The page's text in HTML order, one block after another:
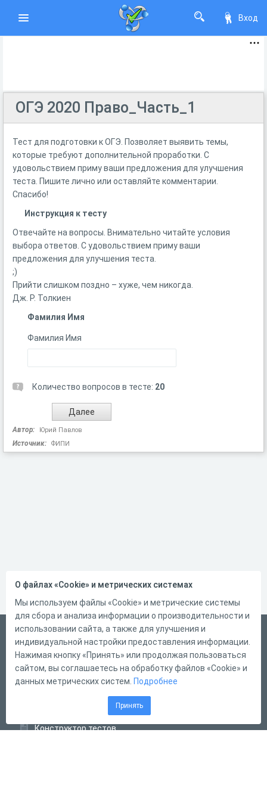
Вход
ОГЭ 2020 Право_Часть_1
Тест для подготовки к ОГЭ. Позволяет выявить темы,
которые требуют дополнительной проработки. С
удовольствием приму ваши предложения для улучшения
теста. Пишите лично или оставляйте комментарии.
Спасибо!
Инструкция к тесту
Отвечайте на вопросы. Внимательно читайте условия
выбора ответов. С удовольствием приму ваши
предложения для улучшения теста.
;)
Прийти слишком поздно – хуже, чем никогда.
Дж. Р. Толкиен
Фамилия Имя
Фамилия Имя
Количество вопросов в тесте: 20
Автор: Юрий Павлов
Источник: ФИПИ
Русский
Справка
Форма обратной связи
Конструктор тестов
О файлах «Cookie» и метрических системах
Мы используем файлы «Cookie» и метрические системы
для сбора и анализа информации о производительности и
использовании сайта, а также для улучшения и
индивидуальной настройки предоставления информации.
Нажимая кнопку «Принять» или продолжая пользоваться
сайтом, вы соглашаетесь на обработку файлов «Cookie» и
данных метрических систем. Подробнее
Принять